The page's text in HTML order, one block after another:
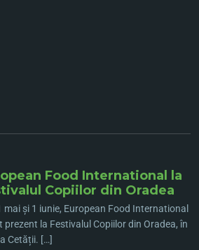
Food International la
Copiilor din Oradea
mai și 1 iunie, European Food International
prezent la Festivalul Copiilor din Oradea, în
Cetății. […]